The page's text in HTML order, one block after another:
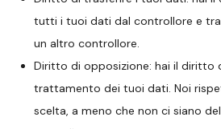
tutti i tuoi dati dal controllore e
un altro controllore.
Diritto di opposizione: hai il diritto
trattamento dei tuoi dati. Noi
scelta, a meno che non ci siano